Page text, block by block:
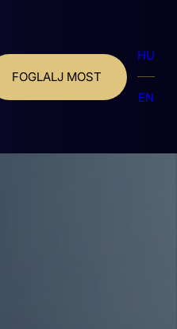
FOGLALJ MOST
HU
EN